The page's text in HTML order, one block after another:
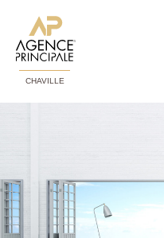
CHAVILLE